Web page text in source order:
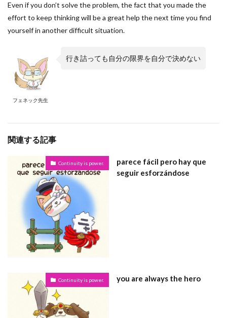
Even if you don’t solve the problem, the fact that you made the
effort to keep thinking will be a great help the next time you find
yourself in another difficult situation.
フェネック先生
行き詰っても自分の限界を自分で決めない
関連する記事
Continuity is power.
parece fácil pero hay que
seguir esforzándose
Continuity is power. you are always the hero